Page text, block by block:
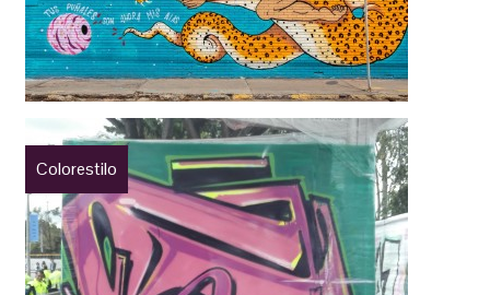
Colorestilo